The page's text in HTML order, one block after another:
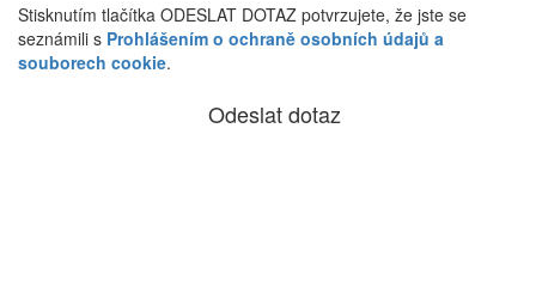
Stisknutím tlačítka ODESLAT DOTAZ potvrzujete, že jste se
seznámili s Prohlášením o ochraně osobních údajů a
souborech cookie.
Odeslat dotaz